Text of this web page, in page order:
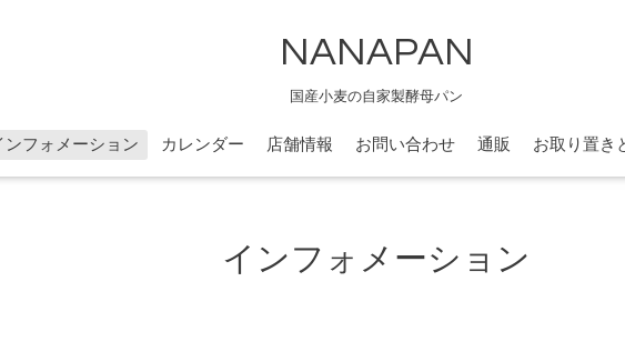
NANAPAN
国産小麦の自家製酵母パン
ンフォメーション カレンダー 店舗情報 お問い合わせ 通販 お取り置き
インフォメーション